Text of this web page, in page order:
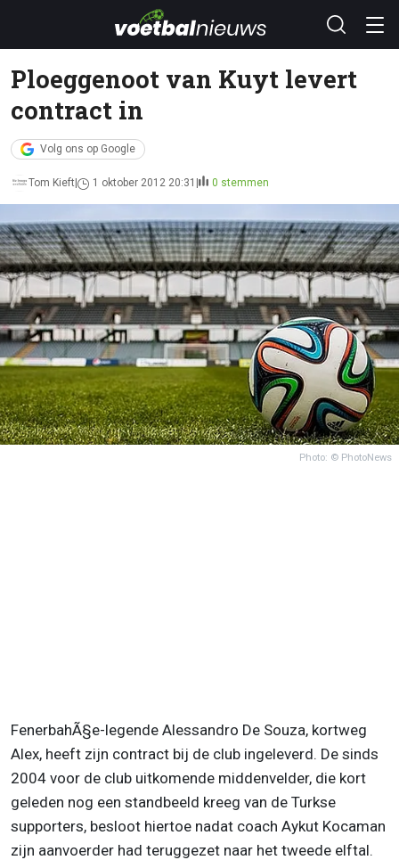
Ploeggenoot van Kuyt levert
contract in
Volg ons op Google
Tom Kieft 1 oktober 2012 20:31 0 stemmen
Photo: © PhotoNews
FenerbahÃ§e-legende Alessandro De Souza, kortweg
Alex, heeft zijn contract bij de club ingeleverd. De sinds
2004 voor de club uitkomende middenvelder, die kort
geleden nog een standbeeld kreeg van de Turkse
supporters, besloot hiertoe nadat coach Aykut Kocaman
zijn aanvoerder had teruggezet naar het tweede elftal.